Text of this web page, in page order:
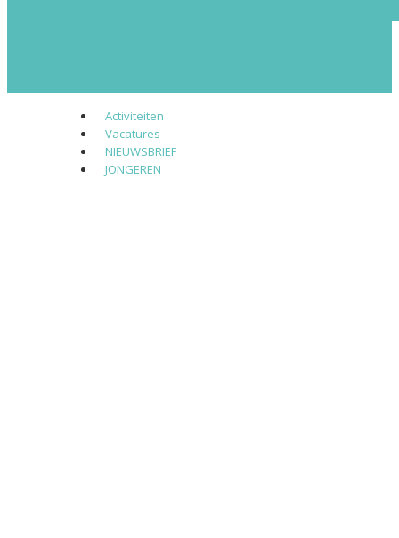
Activiteiten
Vacatures
NIEUWSBRIEF
JONGEREN